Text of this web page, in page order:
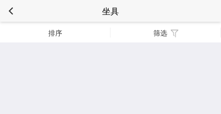
坐具
排序 筛选